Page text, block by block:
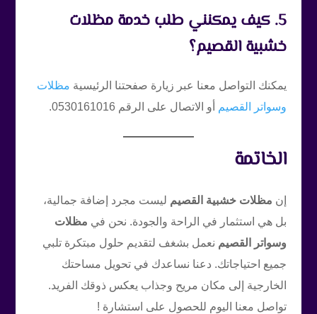
5. كيف يمكنني طلب خدمة مظلات
خشبية القصيم؟
يمكنك التواصل معنا عبر زيارة صفحتنا الرئيسية مظلات
وسواتر القصيم أو الاتصال على الرقم 0530161016.
الخاتمة
إن مظلات خشبية القصيم ليست مجرد إضافة جمالية،
بل هي استثمار في الراحة والجودة. نحن في مظلات
وسواتر القصيم نعمل بشغف لتقديم حلول مبتكرة تلبي
جميع احتياجاتك. دعنا نساعدك في تحويل مساحتك
الخارجية إلى مكان مريح وجذاب يعكس ذوقك الفريد.
تواصل معنا اليوم للحصول على استشارة !